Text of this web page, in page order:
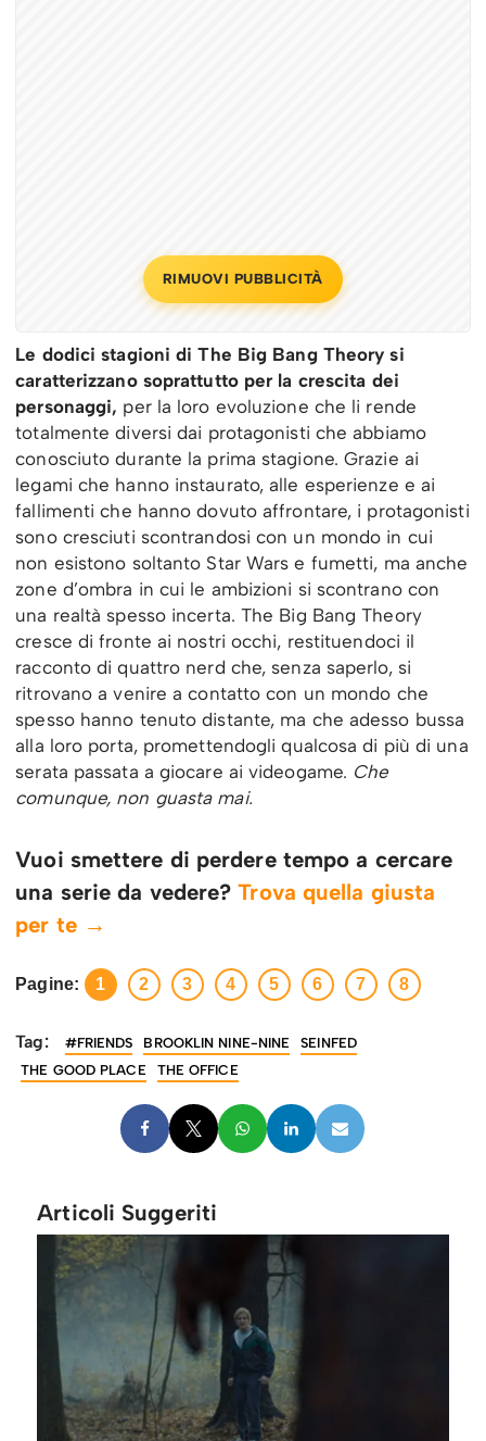
RIMUOVI PUBBLICITÀ
Le dodici stagioni di The Big Bang Theory si
caratterizzano soprattutto per la crescita dei
personaggi, per la loro evoluzione che li rende
totalmente diversi dai protagonisti che abbiamo
conosciuto durante la prima stagione. Grazie ai
legami che hanno instaurato, alle esperienze e ai
fallimenti che hanno dovuto affrontare, i protagonisti
sono cresciuti scontrandosi con un mondo in cui
non esistono soltanto Star Wars e fumetti, ma anche
zone d’ombra in cui le ambizioni si scontrano con
una realtà spesso incerta. The Big Bang Theory
cresce di fronte ai nostri occhi, restituendoci il
racconto di quattro nerd che, senza saperlo, si
ritrovano a venire a contatto con un mondo che
spesso hanno tenuto distante, ma che adesso bussa
alla loro porta, promettendogli qualcosa di più di una
serata passata a giocare ai videogame. Che
comunque, non guasta mai.
Vuoi smettere di perdere tempo a cercare
una serie da vedere?Trova quella giusta
per te →
Pagine: 1 2 3 4 5 6 7 8
Tag: #FRIENDS BROOKLIN NINE-NINE
SEINFED
THE GOOD PLACE
THE OFFICE
Articoli Suggeriti